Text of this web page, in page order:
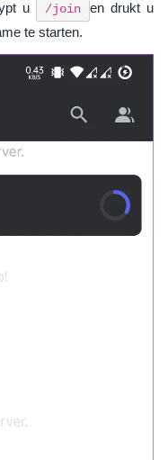
u /join
en drukt u
te starten.